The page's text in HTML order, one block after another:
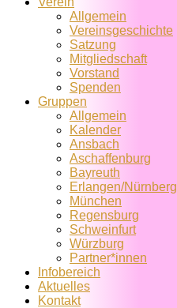
Allgemein
Vereins­geschichte
Satzung
Mitglied­schaft
Vorstand
Spenden
Gruppen
Allgemein
Kalender
Ansbach
Aschaffenburg
Bayreuth
Erlangen/Nürnberg
München
Regensburg
Schweinfurt
Würzburg
Partner*innen
Infobereich
Aktuelles
Kontakt